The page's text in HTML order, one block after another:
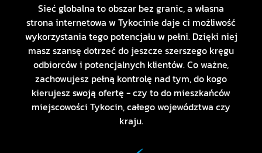
Sieć globalna to obszar bez granic, a własna
strona internetowa w Tykocinie daje ci możliwość
wykorzystania tego potencjału w pełni. Dzięki niej
masz szansę dotrzeć do jeszcze szerszego kręgu
odbiorców i potencjalnych klientów. Co ważne,
zachowujesz pełną kontrolę nad tym, do kogo
kierujesz swoją ofertę - czy to do mieszkańców
miejscowości Tykocin, całego województwa czy
kraju.